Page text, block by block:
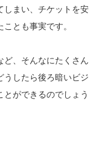
しまい、チケットを安
とも事実です。
ど、そんなにたくさん
うしたら後ろ暗いビジ
ができるのでしょう